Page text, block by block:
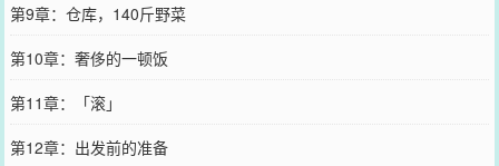
第9章：仓库，140斤野菜
第10章：奢侈的一顿饭
第11章：「滚」
第12章：出发前的准备